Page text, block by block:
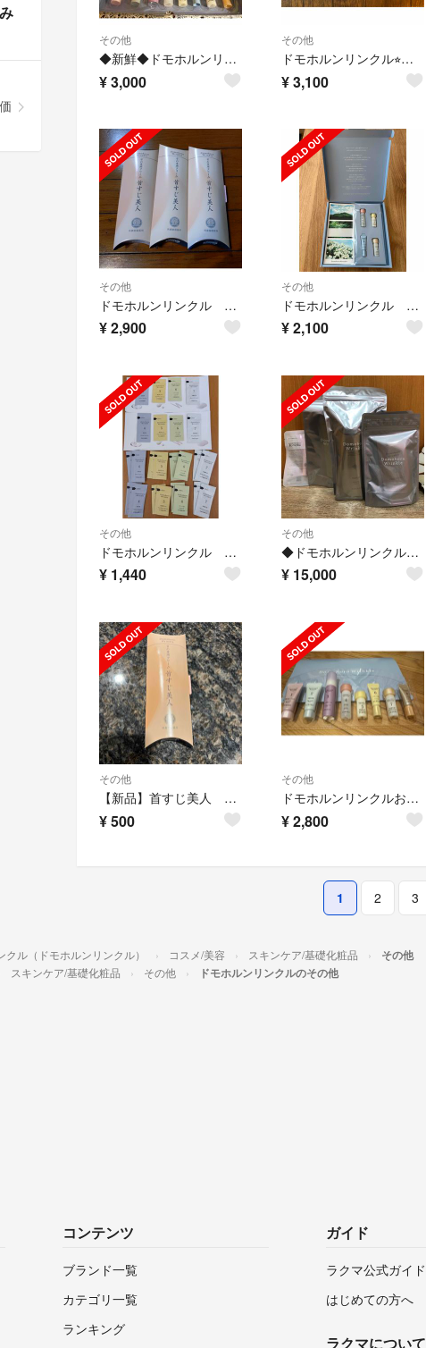
その他
◆新鮮◆ドモホルンリンクル8点セット3日分
¥3,000
その他
ドモホルンリンクル⭐︎お試し8点セット⭐︎
¥3,100
その他
ドモホルンリンクル 首すじ美人 3本
¥2,900
その他
ドモホルンリンクル お試し 4点セット
¥2,100
その他
ドモホルンリンクル お試し サンプル
¥ 1,440
その他
◆ドモホルンリンクル スキンケアセット
¥ 15,000
その他
【新品】首すじ美人 ドモホルンリンクル 再春館製薬所
¥500
その他
ドモホルンリンクルお試し3日分
¥2,800
1 2 3
クル（ドモホルンリンクル） コスメ/美容 スキンケア/基礎化粧品 その他
スキンケア/基礎化粧品 その他 ドモホルンリンクルのその他
コンテンツ
ブランド一覧
カテゴリ一覧
ランキング
ガイド
ラクマ公式ガイド
はじめての方へ
ラクマについて